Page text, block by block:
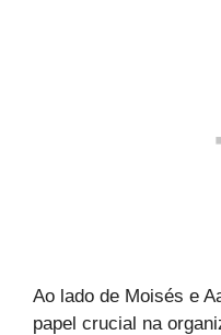
Ao lado de Moisés e
papel crucial na